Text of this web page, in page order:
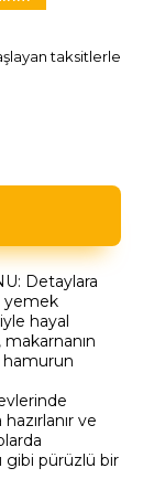
taksitlerle
Detaylara
yemek
hayal
hamurun
ve
gibi pürüzlü bir